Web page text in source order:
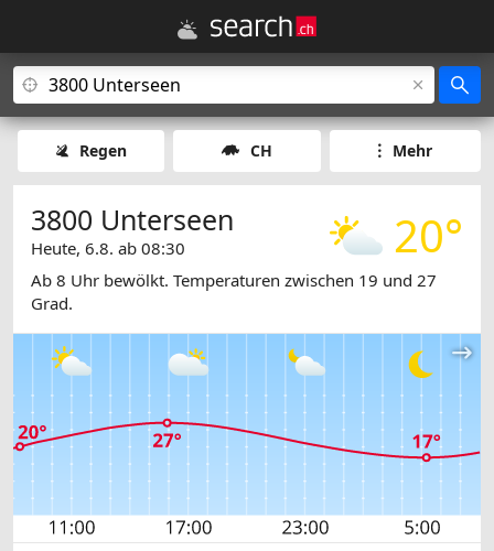
Regen CH Mehr
20°
3800 Unterseen
Heute, 6.8. ab 08:30
Ab 8 Uhr bewölkt. Temperaturen zwischen 19 und 27
Grad.